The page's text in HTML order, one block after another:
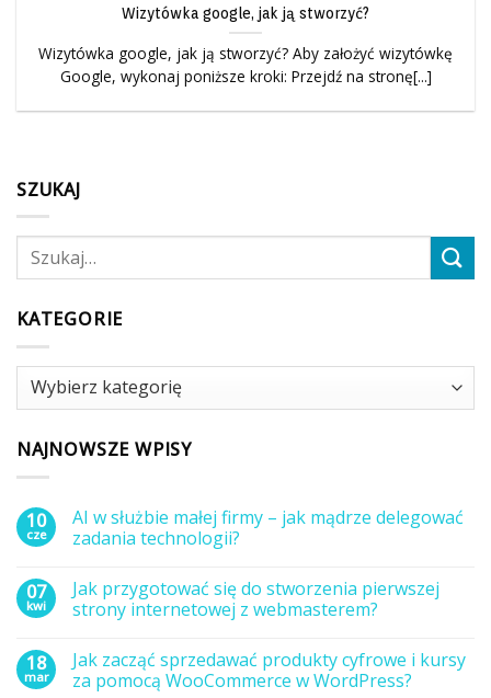
Wizytówka google, jak ją stworzyć?
Wizytówka google, jak ją stworzyć? Aby założyć wizytówkę
Google, wykonaj poniższe kroki: Przejdź na stronę[...]
SZUKAJ
KATEGORIE
Kategorie
NAJNOWSZE WPISY
10
cze
AI w służbie małej firmy – jak mądrze delegować
zadania technologii?
do
AI
w
firmy
–
jak
07
kwi
Jak przygotować się do stworzenia pierwszej
strony internetowej z webmasterem?
do
Jak
przygotować
18
mar
Jak zacząć sprzedawać produkty cyfrowe i kursy
za pomocą WooCommerce w WordPress?